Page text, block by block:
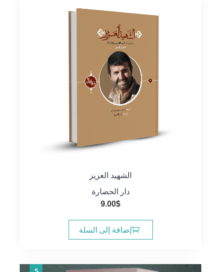
الشهيد العزيز
دار الحضارة
9.00$
إضافة إلى السلة